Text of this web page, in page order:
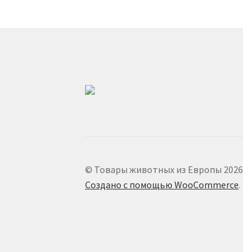
© Товары животных из Европы 2026
Создано с помощью WooCommerce.